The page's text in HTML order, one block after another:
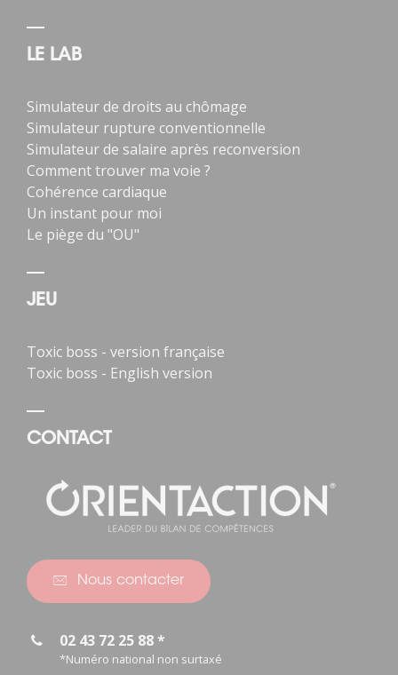
LE LAB
Simulateur de droits au chômage
Simulateur rupture conventionnelle
Simulateur de salaire après reconversion
Comment trouver ma voie ?
Cohérence cardiaque
Un instant pour moi
Le piège du "OU"
JEU
Toxic boss - version française
Toxic boss - English version
CONTACT
Nous contacter
02 43 72 25 88 *
*Numéro national non surtaxé